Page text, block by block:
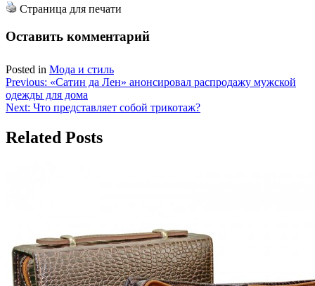
Страница для печати
Оставить комментарий
Posted in Мода и стиль
Навигация
по
Previous: «Сатин да Лен» анонсировал распродажу мужской
одежды для дома
Next: Что представляет собой трикотаж?
Related Posts